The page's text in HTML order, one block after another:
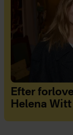
Efter
Helena